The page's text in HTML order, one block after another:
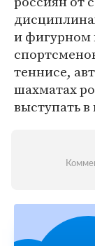
и фигурном
теннисе,
шахматах
выступать